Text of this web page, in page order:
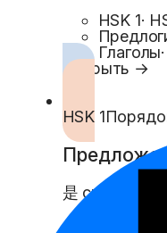
HSK 1·
Глаголы·
Открыть →
HSK 1
是